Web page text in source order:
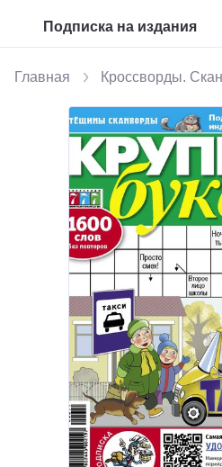
Подписка на издания
Главная Кроссворды.